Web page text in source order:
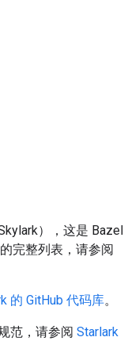
），这是 Bazel
完整列表，请参阅
的 GitHub 代码库。
范，请参阅 Starlark